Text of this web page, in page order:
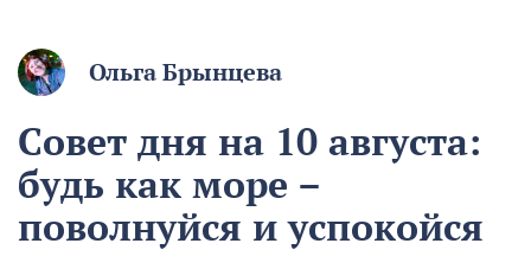
Ольга Брынцева
Совет дня на 10 августа:
будь как море –
поволнуйся и успокойся